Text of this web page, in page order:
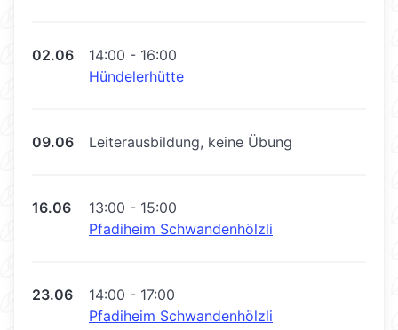
02.06
14:00 - 16:00
Hündelerhütte
09.06 Leiterausbildung, keine Übung
16.06
13:00 - 15:00
Pfadiheim Schwandenhölzli
23.06
14:00 - 17:00
Pfadiheim Schwandenhölzli